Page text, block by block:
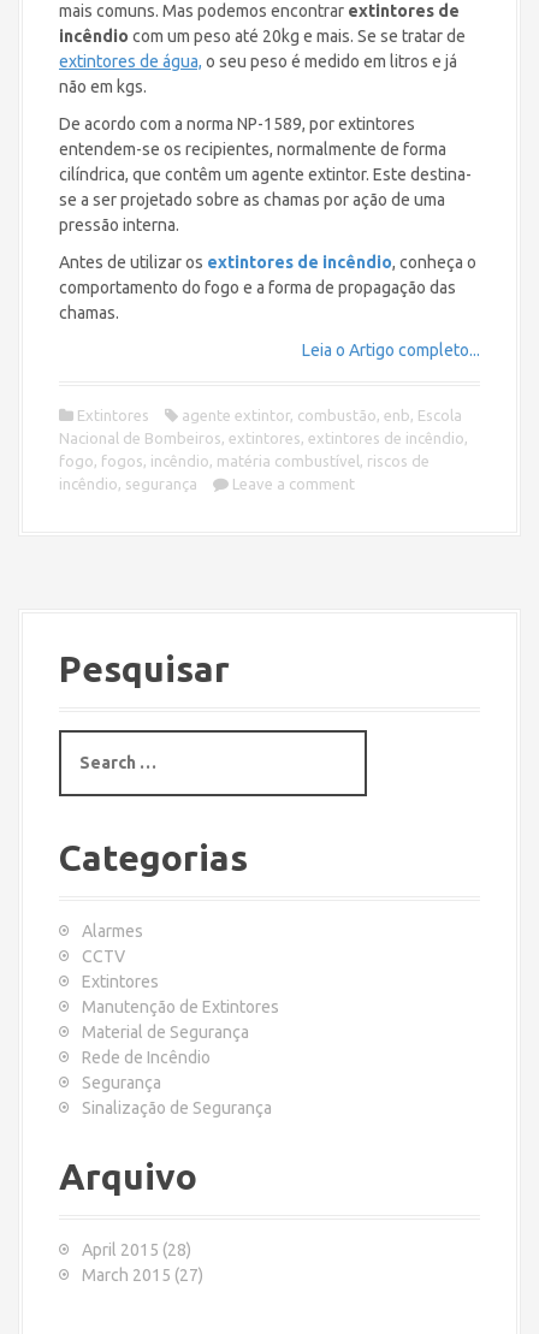
mais comuns. Mas podemos encontrar extintores de
incêndio com um peso até 20kg e mais. Se se tratar de
extintores de água, o seu peso é medido em litros e já
não em kgs.
De acordo com a norma NP-1589, por extintores
entendem-se os recipientes, normalmente de forma
cilíndrica, que contêm um agente extintor. Este destina-
se a ser projetado sobre as chamas por ação de uma
pressão interna.
Antes de utilizar os extintores de incêndio, conheça o
comportamento do fogo e a forma de propagação das
chamas.
Leia o Artigo completo...
Extintores agente extintor, combustão, enb, Escola
Nacional de Bombeiros, extintores, extintores de incêndio,
fogo, fogos, incêndio, matéria combustível , riscos de
incêndio, segurança Leave a comment
Pesquisar
a
c
h
Categorias
Alarmes
CCTV
Extintores
Manutenção de Extintores
Material de Segurança
Rede de Incêndio
Segurança
Sinalização de Segurança
Arquivo
April 2015 (28)
March 2015 (27)